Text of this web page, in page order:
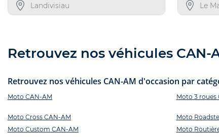
Landivisiau Le
Retrouvez nos véhicules
Retrouvez nos véhicules CAN-AM d'occasion par
Moto CAN-AM Moto 3 roues
Moto Cross CAN-AM
Moto Custom CAN-AM
Moto
Moto